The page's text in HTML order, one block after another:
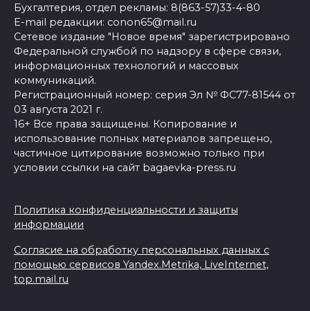
Бухгалтерия, отдел рекламы: 8(863-57)33-4-80
E-mail редакции: conon65@mail.ru
Сетевое издание "Новое время" зарегистрировано
Федеральной службой по надзору в сфере связи,
информационных технологий и массовых
коммуникаций.
Регистрационный номер: серия Эл № ФС77-81544 от
03 августа 2021 г.
16+ Все права защищены. Копирование и
использование полных материалов запрещено,
частичное цитирование возможно только при
условии ссылки на сайт bagaevka-press.ru
Политика конфиденциальности и защиты
информации
Согласие на обработку персональных данных с
помощью сервисов Yandex.Metrika, LiveInternet,
top.mail.ru